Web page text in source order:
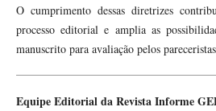
O cumprimento dessas diretrizes
processo editorial e amplia as
manuscrito para avaliação pelos
Equipe EditorialdaRevista Informe